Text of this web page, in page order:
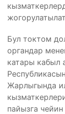
Бул токтом
органдар
катары кабыл
Жарлыгында
пайызга